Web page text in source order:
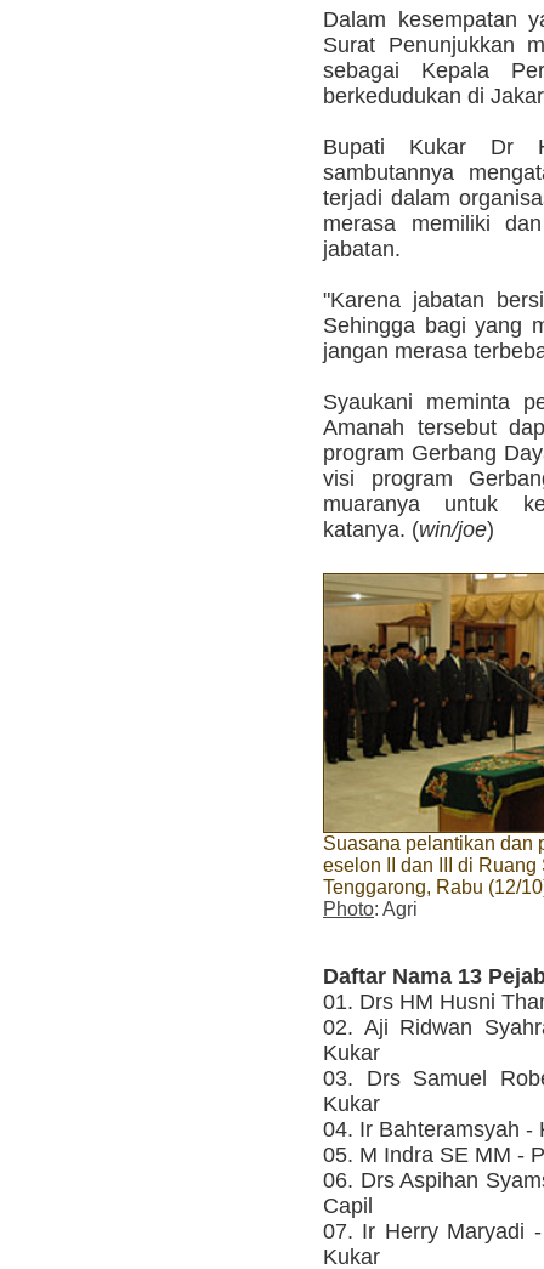
Dalam kesempatan
Surat Penunjukkan
sebagai Kepala
berkedudukan di
Bupati Kukar Dr
sambutannya
terjadi dalam
merasa memiliki
jabatan.
"Karena jabatan
Sehingga bagi yang
jangan merasa
Syaukani meminta
Amanah tersebut
program Gerbang
visi program
muaranya untuk
katanya. (win/joe)
Suasana pelantikan dan
eselon II dan III di
Tenggarong, Rabu (12/
Photo: Agri
Daftar Nama 13
01. Drs HM Husni
02. Aji Ridwan
Kukar
03. Drs Samuel
Kukar
04. Ir Bahteramsyah -
05. M Indra SE MM -
06. Drs Aspihan
Capil
07. Ir Herry Maryadi
Kukar